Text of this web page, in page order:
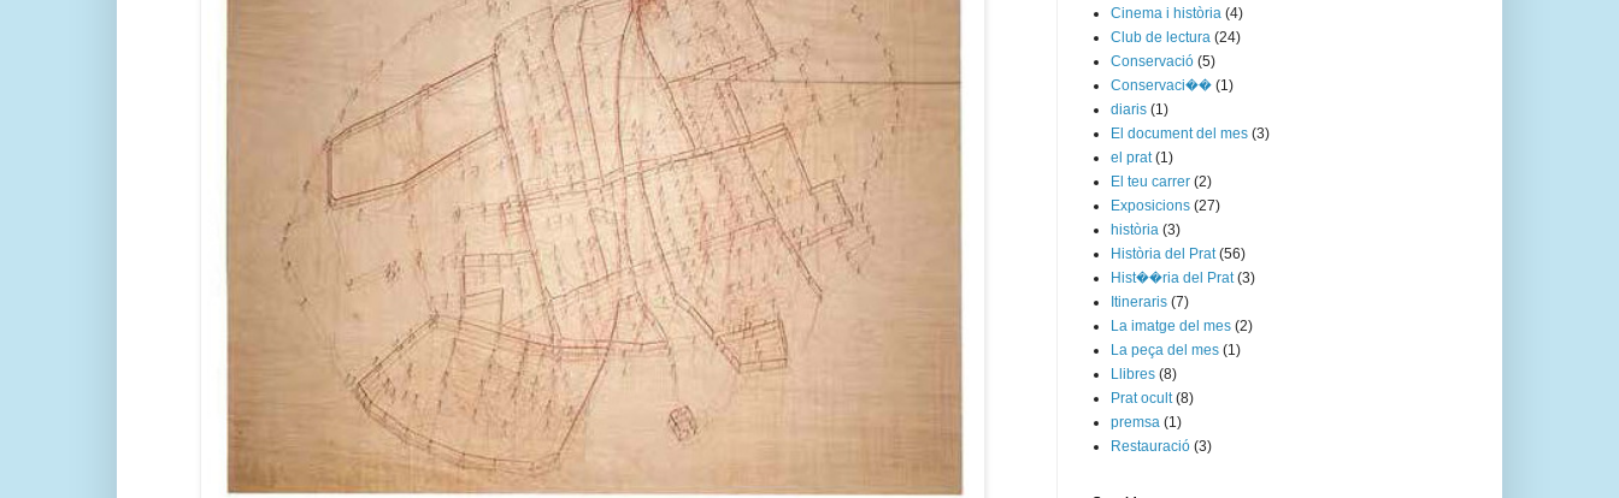
Cinema i història (4)
Club de lectura (24)
Conservació (5)
Conservaci�� (1)
diaris (1)
El document del mes (3)
el prat (1)
El teu carrer (2)
Exposicions (27)
història (3)
Història del Prat (56)
Hist��ria del Prat (3)
Itineraris (7)
La imatge del mes (2)
La peça del mes (1)
Llibres (8)
Prat ocult (8)
premsa (1)
Restauració (3)